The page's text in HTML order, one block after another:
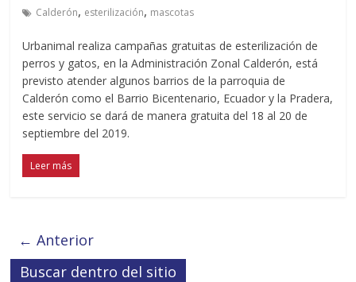
Calderón, esterilización, mascotas
Urbanimal realiza campañas gratuitas de esterilización de
perros y gatos, en la Administración Zonal Calderón, está
previsto atender algunos barrios de la parroquia de
Calderón como el Barrio Bicentenario, Ecuador y la Pradera,
este servicio se dará de manera gratuita del 18 al 20 de
septiembre del 2019.
Leer más
← Anterior
Buscar dentro del sitio